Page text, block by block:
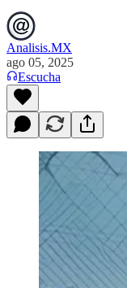
Analisis.MX
ago 05, 2025
Escucha